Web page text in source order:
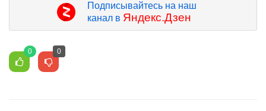
Подписывайтесь на наш
канал в Яндекс.Дзен
0 0